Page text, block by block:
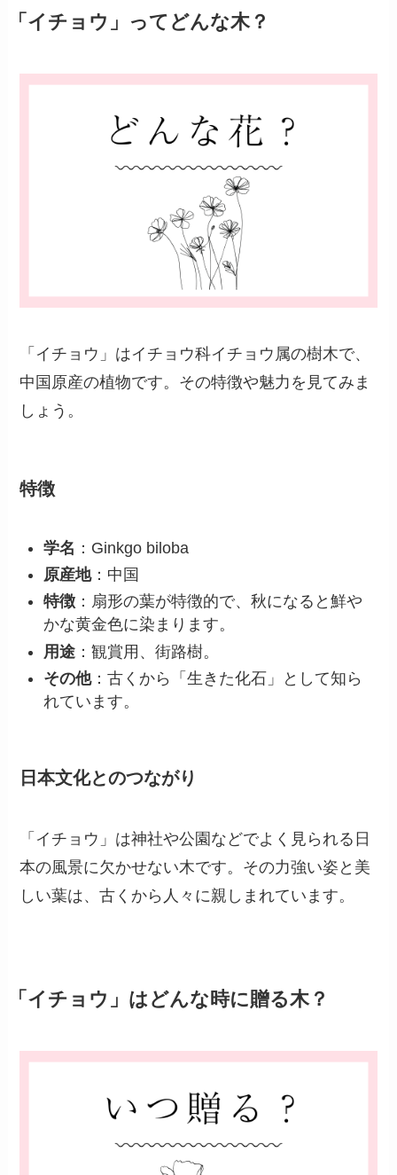
「イチョウ」ってどんな木？
「イチョウ」はイチョウ科イチョウ属の樹木で、
中国原産の植物です。その特徴や魅力を見てみま
しょう。
特徴
学名 ：Ginkgo biloba
原産地：中国
特徴 ：扇形の葉が特徴的で、秋になると鮮や
かな黄金色に染まります。
用途 ：観賞用、街路樹。
その他：古くから「生きた化石」として知ら
れています。
日本文化とのつながり
「イチョウ」は神社や公園などでよく見られる日
本の風景に欠かせない木です。その力強い姿と美
しい葉は、古くから人々に親しまれています。
「イチョウ」はどんな時に贈る木？